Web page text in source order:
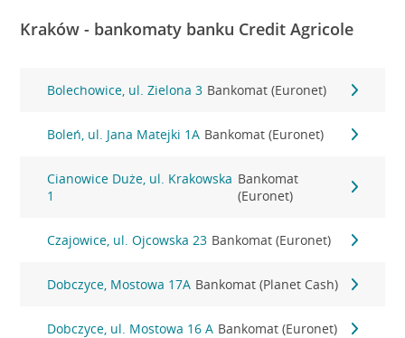
Kraków - bankomaty banku Credit Agricole
Bolechowice, ul. Zielona 3 Bankomat (Euronet)
Boleń, ul. Jana Matejki 1A Bankomat (Euronet)
Cianowice Duże, ul. Krakowska
1
Bankomat
(Euronet)
Czajowice, ul. Ojcowska 23 Bankomat (Euronet)
Dobczyce, Mostowa 17A Bankomat (Planet Cash)
Dobczyce, ul. Mostowa 16 A Bankomat (Euronet)